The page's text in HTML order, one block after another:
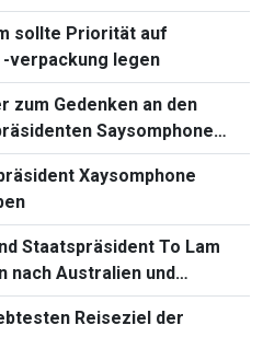
sollte Priorität auf
verpackung legen
zum Gedenken an den
Saysomphone
Xaysomphone
Staatspräsident To Lam
nach Australien und
Reiseziel der